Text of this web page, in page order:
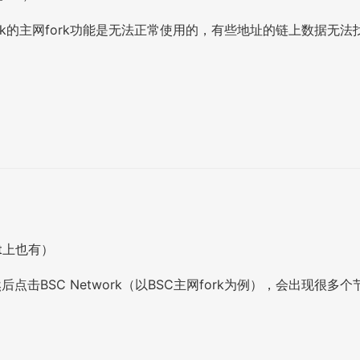
网fork功能是无法正常使用的，有些地址的链上数据无法
也有）
点击BSC Network（以BSC主网fork为例），会出现很多个